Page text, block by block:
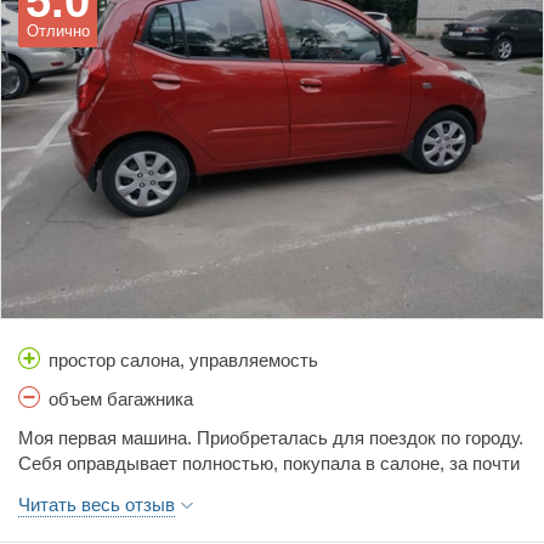
Отлично
простор салона, управляемость
объем багажника
Моя первая машина. Приобреталась для поездок по городу.
Себя оправдывает полностью, покупала в салоне, за почти
плановое. Менялся аккумулятор, но это из-за моей
непостоянной езды,видно по пробегу, так,как езжу по
Читать весь отзыв